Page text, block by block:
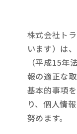
株式会社ト
います）は
（平成15年
報の適正な
基本的事項
り、個人情
努めます。